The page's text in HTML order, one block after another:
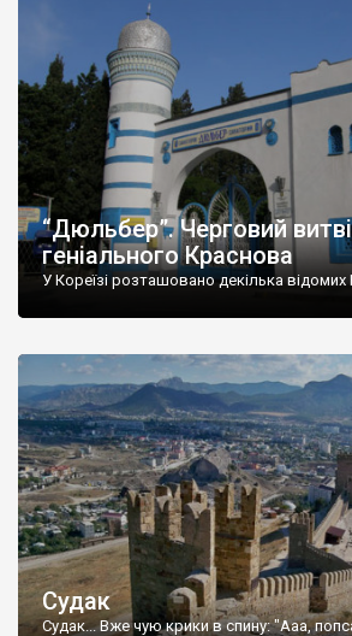
“Дюльбер”. Черговий
геніального Краснова
У Кореїзі розташовано декілька відомих
Судак
Судак... Вже чую крики в спину: "Ааа,